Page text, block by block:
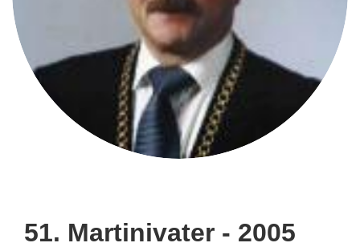
51. Martinivater - 2005